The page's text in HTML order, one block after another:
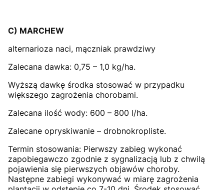
C) MARCHEW
alternarioza naci, mączniak prawdziwy
Zalecana dawka: 0,75 – 1,0 kg/ha.
Wyższą dawkę środka stosować w przypadku
większego zagrożenia chorobami.
Zalecana ilość wody: 600 – 800 l/ha.
Zalecane opryskiwanie – drobnokropliste.
Termin stosowania: Pierwszy zabieg wykonać
zapobiegawczo zgodnie z sygnalizacją lub z chwilą
pojawienia się pierwszych objawów choroby.
Następne zabiegi wykonywać w miarę zagrożenia